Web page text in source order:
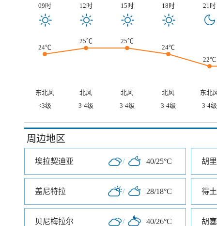
09时 12时 15时 18时 21时
24℃
25℃
25℃
24℃
22℃
东北风 北风 北风 北风
东北
<3级
3-4级 3-4级 3-4级 3-4级
周边地区
埃拉契迪亚 / 40/25°C 胡
盖尼特拉 / 28/18°C 得
贝尼梅拉尔 / 40/26°C 胡